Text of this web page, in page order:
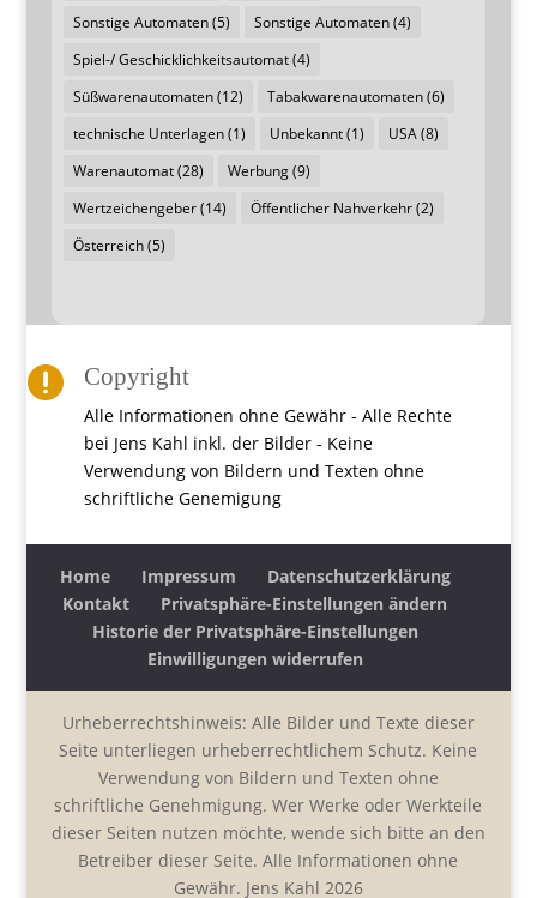
Sonstige Automaten(5) Sonstige Automaten(4)
Spiel-/ Geschicklichkeitsautomat(4)
Süßwarenautomaten(12) Tabakwarenautomaten(6)
technische Unterlagen(1) Unbekannt(1) USA(8)
Warenautomat(28) Werbung(9)
Wertzeichengeber(14) Öffentlicher Nahverkehr(2)
Österreich(5)
 Copyright
Alle Informationen ohne Gewähr - Alle Rechte
bei Jens Kahl inkl. der Bilder - Keine
Verwendung von Bildern und Texten ohne
schriftliche Genemigung
Home Impressum
Datenschutzerklärung
Kontakt
Privatsphäre-Einstellungen ändern
Historie der Privatsphäre-Einstellungen
Einwilligungen widerrufen
Urheberrechtshinweis: Alle Bilder und Texte dieser
Seite unterliegen urheberrechtlichem Schutz. Keine
Verwendung von Bildern und Texten ohne
schriftliche Genehmigung. Wer Werke oder Werkteile
dieser Seiten nutzen möchte, wende sich bitte an den
Betreiber dieser Seite. Alle Informationen ohne
Gewähr. Jens Kahl 2026